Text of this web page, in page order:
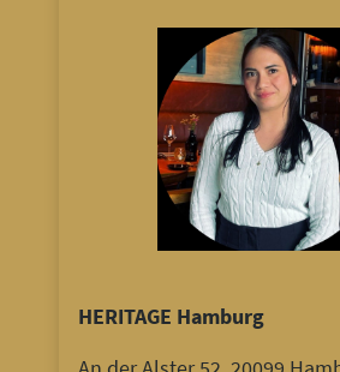
HERITAGE Hamburg